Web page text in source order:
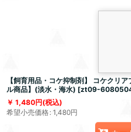
【飼育用品・コケ抑制剤】 コケクリ
ル商品】(淡水・海水) [zt09-
1,480円(税込)
希望小売価格: 1,480円